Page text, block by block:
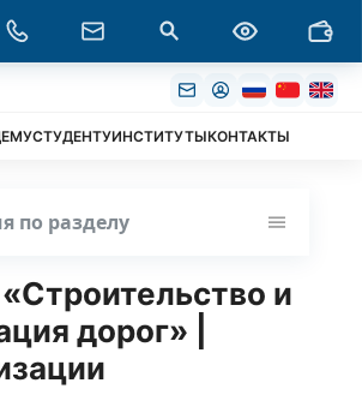
СТУДЕНТУИНСТИТУТЫКОНТАКТЫ
и
дорог» |
по разделу